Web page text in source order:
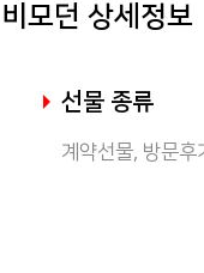
비모던 상세정보
선물 종류
계약선물, 방문